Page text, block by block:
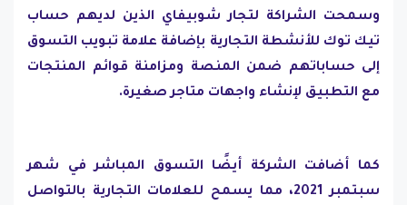
وسمحت الشراكة لتجار شوبيفاي الذين لديهم حساب
تيك توك للأنشطة التجارية بإضافة علامة تبويب التسوق
إلى حساباتهم ضمن المنصة ومزامنة قوائم المنتجات
مع التطبيق لإنشاء واجهات متاجر صغيرة.
كما أضافت الشركة أيضًا التسوق المباشر في شهر
سبتمبر 2021، مما يسمح للعلامات التجارية بالتواصل